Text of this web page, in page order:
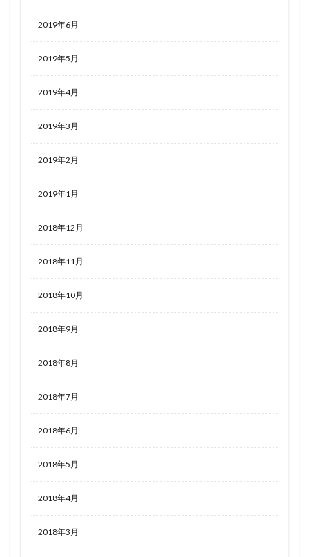
2019年6月
2019年5月
2019年4月
2019年3月
2019年2月
2019年1月
2018年12月
2018年11月
2018年10月
2018年9月
2018年8月
2018年7月
2018年6月
2018年5月
2018年4月
2018年3月